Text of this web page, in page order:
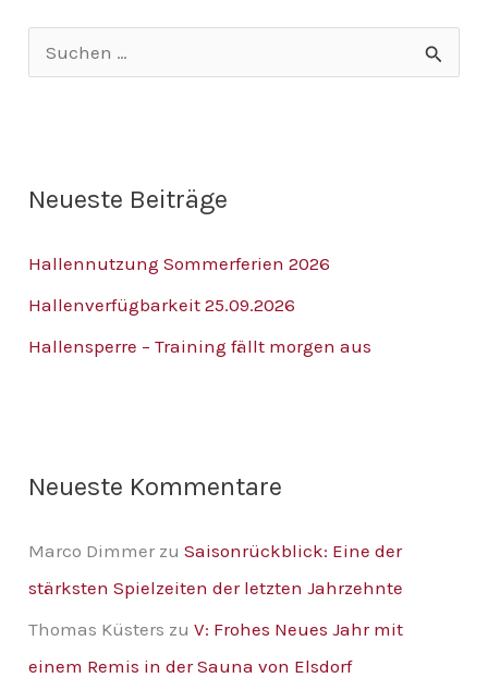
e
a
c
Neueste Beiträge
Hallennutzung Sommerferien 2026
Hallenverfügbarkeit 25.09.2026
Hallensperre – Training fällt morgen aus
Neueste Kommentare
Marco Dimmer zuSaisonrückblick: Eine der
stärksten Spielzeiten der letzten Jahrzehnte
Thomas Küsters zuV: Frohes Neues Jahr mit
einem Remis in der Sauna von Elsdorf